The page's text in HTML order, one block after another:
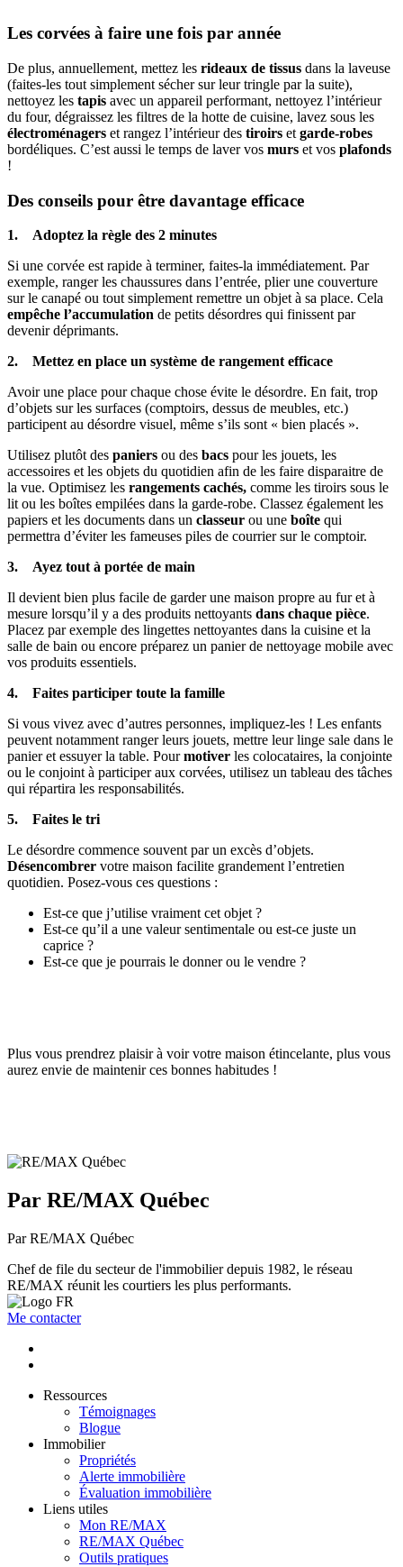
Les corvées à faire une fois par année
De plus, annuellement, mettez les rideaux de tissus dans la laveuse
(faites-les tout simplement sécher sur leur tringle par la suite),
nettoyez les tapis avec un appareil performant, nettoyez l’intérieur
du four, dégraissez les filtres de la hotte de cuisine, lavez sous les
électroménagers et rangez l’intérieur des tiroirs et garde-robes
bordéliques. C’est aussi le temps de laver vos murs et vos plafonds
!
Des conseils pour être davantage efficace
1. Adoptez la règle des 2 minutes
Si une corvée est rapide à terminer, faites-la immédiatement. Par
exemple, ranger les chaussures dans l’entrée, plier une couverture
sur le canapé ou tout simplement remettre un objet à sa place. Cela
empêche l’accumulation de petits désordres qui finissent par
devenir déprimants.
2. Mettez en place un système de rangement efficace
Avoir une place pour chaque chose évite le désordre. En fait, trop
d’objets sur les surfaces (comptoirs, dessus de meubles, etc.)
participent au désordre visuel, même s’ils sont « bien placés ».
Utilisez plutôt des paniers ou des bacs pour les jouets, les
accessoires et les objets du quotidien afin de les faire disparaitre de
la vue. Optimisez les rangements cachés, comme les tiroirs sous le
lit ou les boîtes empilées dans la garde-robe. Classez également les
papiers et les documents dans un classeur ou une boîte qui
permettra d’éviter les fameuses piles de courrier sur le comptoir.
3. Ayez tout à portée de main
Il devient bien plus facile de garder une maison propre au fur et à
mesure lorsqu’il y a des produits nettoyants dans chaque pièce.
Placez par exemple des lingettes nettoyantes dans la cuisine et la
salle de bain ou encore préparez un panier de nettoyage mobile avec
vos produits essentiels.
4. Faites participer toute la famille
Si vous vivez avec d’autres personnes, impliquez-les ! Les enfants
peuvent notamment ranger leurs jouets, mettre leur linge sale dans le
panier et essuyer la table. Pourmotiver les colocataires, la conjointe
ou le conjoint à participer aux corvées, utilisez un tableau des tâches
qui répartira les responsabilités.
5. Faites le tri
Le désordre commence souvent par un excès d’objets.
Désencombrer votre maison facilite grandement l’entretien
quotidien. Posez-vous ces questions :
Est-ce que j’utilise vraiment cet objet ?
Est-ce qu’il a une valeur sentimentale ou est-ce juste un
caprice ?
Est-ce que je pourrais le donner ou le vendre ?
Plus vous prendrez plaisir à voir votre maison étincelante, plus vous
aurez envie de maintenir ces bonnes habitudes !
Par RE/MAX Québec
Par RE/MAX Québec
Chef de file du secteur de l'immobilier depuis 1982, le réseau
RE/MAX réunit les courtiers les plus performants.
Me contacter
Ressources
Témoignages
Blogue
Immobilier
Propriétés
Alerte immobilière
Évaluation immobilière
Liens utiles
Mon RE/MAX
RE/MAX Québec
Outils pratiques